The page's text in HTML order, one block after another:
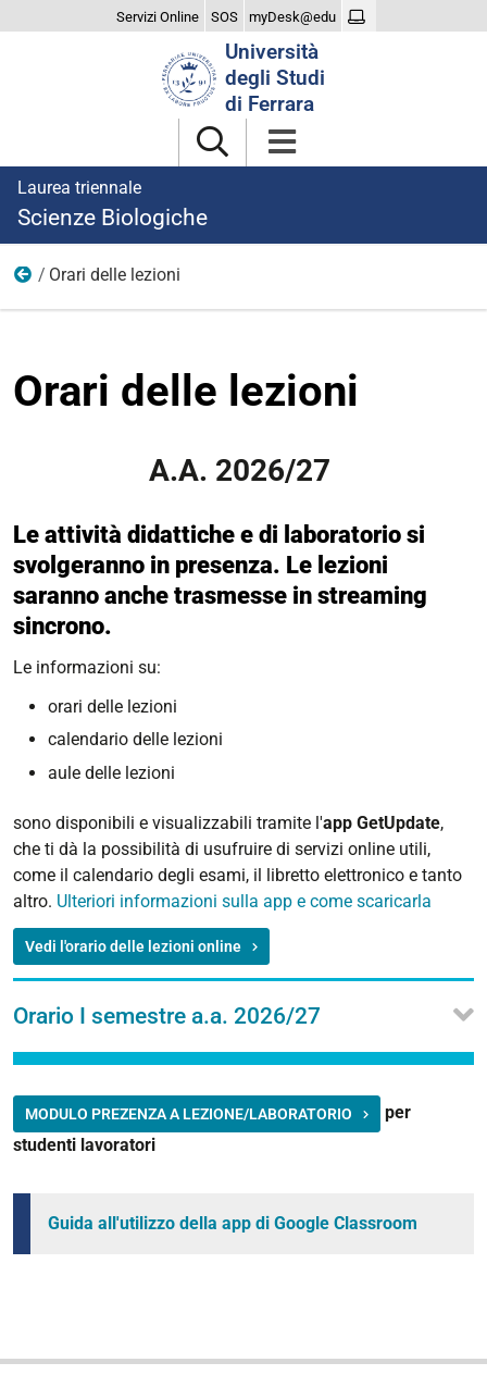
Servizi Online SOS myDesk@edu
Università
degli Studi
di Ferrara
Laurea triennale
Scienze Biologiche
Didattica
Orari delle lezioni
Orari delle lezioni
A.A. 2026/27
Le attività didattiche e di laboratorio si
svolgeranno in presenza. Le lezioni
saranno anche trasmesse in streaming
sincrono.
Le informazioni su:
orari delle lezioni
calendario delle lezioni
aule delle lezioni
sono disponibili e visualizzabili tramite l'app GetUpdate,
che ti dà la possibilità di usufruire di servizi online utili,
come il calendario degli esami, il libretto elettronico e tanto
altro. Ulteriori informazioni sulla app e come scaricarla
Vedi l'orario delle lezioni online
Orario I semestre a.a. 2026/27
MODULO PREZENZA A LEZIONE/LABORATORIO
per
studenti lavoratori
Guida all'utilizzo della app di Google Classroom